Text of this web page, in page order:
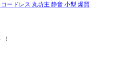
ードレス 丸坊主 静音 小型 爆買
！